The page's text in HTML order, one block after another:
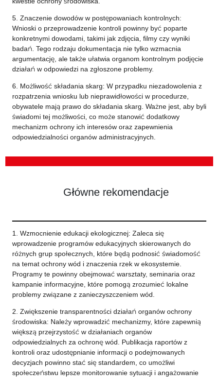
5. Znaczenie dowodów w postępowaniach kontrolnych:
Wnioski o przeprowadzenie kontroli powinny być poparte
konkretnymi dowodami, takimi jak zdjęcia, filmy czy wyniki
badań. Tego rodzaju dokumentacja nie tylko wzmacnia
argumentację, ale także ułatwia organom kontrolnym podjęcie
działań w odpowiedzi na zgłoszone problemy.
6. Możliwość składania skarg: W przypadku niezadowolenia z
rozpatrzenia wniosku lub nieprawidłowości w procedurze,
obywatele mają prawo do składania skarg. Ważne jest, aby byli
świadomi tej możliwości, co może stanowić dodatkowy
mechanizm ochrony ich interesów oraz zapewnienia
odpowiedzialności organów administracyjnych.
Główne rekomendacje
1. Wzmocnienie edukacji ekologicznej: Zaleca się
wprowadzenie programów edukacyjnych skierowanych do
różnych grup społecznych, które będą podnosić świadomość
na temat ochrony wód i znaczenia rzek w ekosystemie.
Programy te powinny obejmować warsztaty, seminaria oraz
kampanie informacyjne, które pomogą zrozumieć lokalne
problemy związane z zanieczyszczeniem wód.
2. Zwiększenie transparentności działań organów ochrony
środowiska: Należy wprowadzić mechanizmy, które zapewnią
większą przejrzystość w działaniach organów
odpowiedzialnych za ochronę wód. Publikacja raportów z
kontroli oraz udostępnianie informacji o podejmowanych
decyzjach powinno stać się standardem, co umożliwi
społeczeństwu lepsze monitorowanie sytuacji i angażowanie